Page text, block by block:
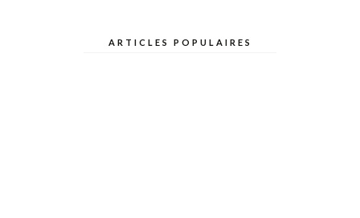
ARTICLES POPULAIRES